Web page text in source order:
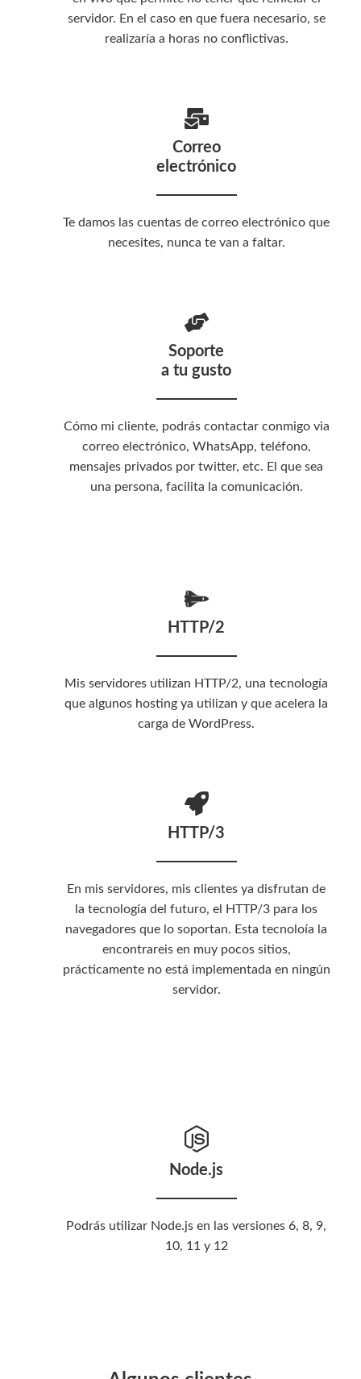
servidor. En el caso en que fuera necesario, se
realizaría a horas no conflictivas.
Correo
electrónico
Te damos las cuentas de correo electrónico que
necesites, nunca te van a faltar.
Soporte
a tu gusto
Cómo mi cliente, podrás contactar conmigo via
correo electrónico, WhatsApp, teléfono,
mensajes privados por twitter, etc. El que sea
una persona, facilita la comunicación.
HTTP/2
Mis servidores utilizan HTTP/2, una tecnología
que algunos hosting ya utilizan y que acelera la
carga de WordPress.
HTTP/3
En mis servidores, mis clientes ya disfrutan de
la tecnología del futuro, el HTTP/3 para los
navegadores que lo soportan. Esta tecnoloía la
encontrareis en muy pocos sitios,
prácticamente no está implementada en ningún
servidor.
Node.js
Podrás utilizar Node.js en las versiones 6, 8, 9,
10, 11 y 12